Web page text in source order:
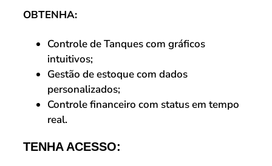
OBTENHA:
Controle de Tanques com gráficos
intuitivos;
Gestão de estoque com dados
personalizados;
Controle financeiro com status em tempo
real.
TENHA ACESSO: